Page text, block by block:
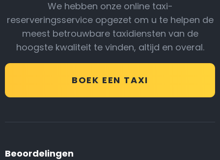
We hebben onze online taxi-
reserveringsservice opgezet om u te helpen de
meest betrouwbare taxidiensten van de
hoogste kwaliteit te vinden, altijd en overal.
BOEK EEN TAXI
Beoordelingen